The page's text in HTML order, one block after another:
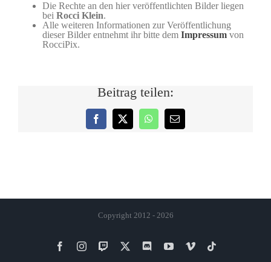
Die Rechte an den hier veröffentlichten Bilder liegen
bei Rocci Klein.
Alle weiteren Informationen zur Veröffentlichung
dieser Bilder entnehmt ihr bitte dem Impressum von
RocciPix.
Beitrag teilen:
Facebook
X WhatsApp
E-
Copyright 2012 - 2026
FacebookInstagram
Twitch DiscordYouTube
VimeoTiktok